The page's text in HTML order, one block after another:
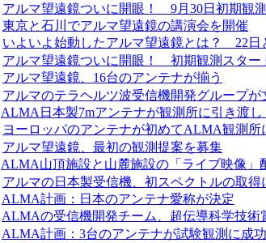
アルマ望遠鏡ついに開眼！ 9月30日初期観
東京と石川でアルマ望遠鏡の講演会を開催
いよいよ始動したアルマ望遠鏡とは？ 22日
アルマ望遠鏡ついに開眼！ 初期観測スター
アルマ望遠鏡、16台のアンテナが揃う
アルマのテラヘルツ波受信機開発グループ
ALMA日本製7mアンテナが観測所に引き渡
ヨーロッパのアンテナが初めてALMA観測所
アルマ望遠鏡、最初の観測提案を募集
ALMA山頂施設と山麓施設の「ライブ映像」
アルマの日本製受信機、初スペクトルの取得
ALMA計画：日本のアンテナ愛称が決定
ALMAの受信機開発チーム、超伝導科学技術
ALMA計画：3台のアンテナが試験観測に成功